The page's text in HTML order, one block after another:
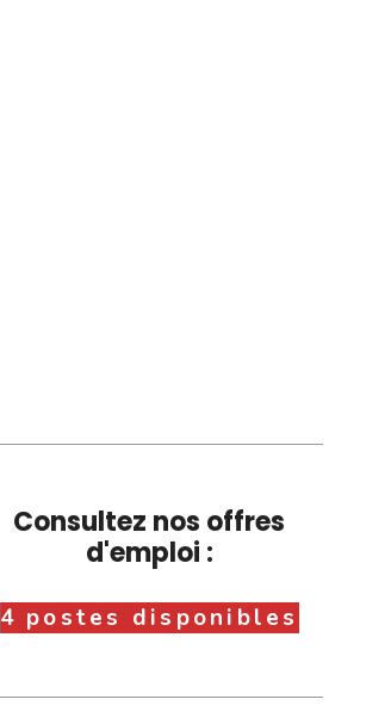
Consultez nos offres
d'emploi :
4 postes disponibles